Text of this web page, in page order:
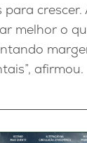
crescer.
melhor o
afirmou.